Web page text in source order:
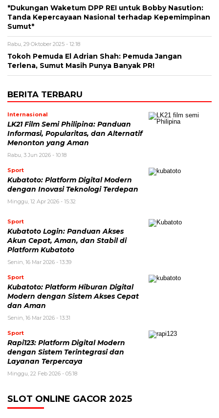
*Dukungan Waketum DPP REI untuk Bobby Nasution:
Tanda Kepercayaan Nasional terhadap Kepemimpinan
Sumut*
Rabu, 29 Oktober 2025 - 12:18
Tokoh Pemuda El Adrian Shah: Pemuda Jangan
Terlena, Sumut Masih Punya Banyak PR!
BERITA TERBARU
Internasional
LK21 Film Semi Philipina: Panduan
Informasi, Popularitas, dan Alternatif
Menonton yang Aman
Rabu, 3 Jun 2026 - 10:18
Sport
Kubatoto: Platform Digital Modern
dengan Inovasi Teknologi Terdepan
Minggu, 12 Apr 2026 - 15:32
Sport
Kubatoto Login: Panduan Akses
Akun Cepat, Aman, dan Stabil di
Platform Kubatoto
Senin, 16 Mar 2026 - 13:39
Sport
Kubatoto: Platform Hiburan Digital
Modern dengan Sistem Akses Cepat
dan Aman
Senin, 16 Mar 2026 - 13:31
Sport
Rapi123: Platform Digital Modern
dengan Sistem Terintegrasi dan
Layanan Terpercaya
Minggu, 22 Feb 2026 - 05:18
SLOT ONLINE GACOR 2025